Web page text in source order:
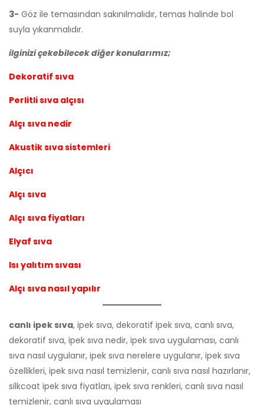
3- Göz ile temasından sakınılmalıdır, temas halinde bol
suyla yıkanmalıdır.
ilginizi çekebilecek diğer konularımız;
Dekoratif sıva
Perlitli sıva alçısı
Alçı sıva nedir
Akustik sıva sistemleri
Alçıcı
Alçı sıva
Alçı sıva fiyatları
Elyaf sıva
Isı yalıtım sıvası
Alçı sıva nasıl yapılır
canlı ipek sıva, ipek sıva, dekoratif ipek sıva, canlı sıva,
dekoratif sıva, ipek sıva nedir, ipek sıva uygulaması, canlı
sıva nasıl uygulanır, ipek sıva nerelere uygulanır, ipek sıva
özellikleri, ipek sıva nasıl temizlenir, canlı sıva nasıl hazırlanır,
silkcoat ipek sıva fiyatları, ipek sıva renkleri, canlı sıva nasıl
temizlenir, canlı sıva uygulaması